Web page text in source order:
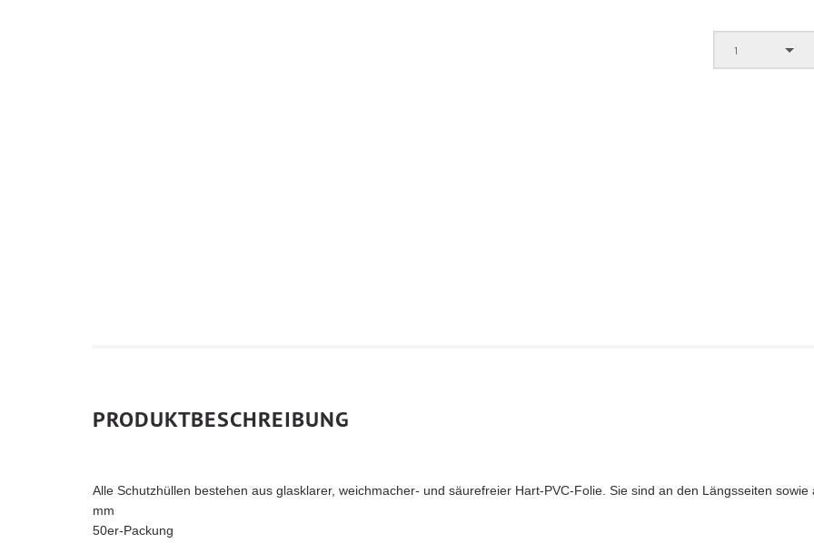
1
PRODUKTBESCHREIBUNG
Alle Schutzhüllen bestehen aus glasklarer, weichmacher- und säurefreier Hart-PVC-Folie. Sie sind an den Längsseiten
mm
50er-Packung